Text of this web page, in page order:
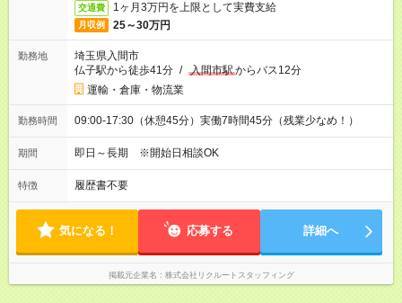
交通費 1ヶ月3万円を上限として実費支給
月収例 25～30万円
勤務地
埼玉県入間市
仏子駅から徒歩41分 / 入間市駅からバス12分
運輸・倉庫・物流業
勤務時間 09:00-17:30（休憩45分）実働7時間45分（残業少なめ！）
期間 即日～長期 ※開始日相談OK
特徴 履歴書不要
気になる！ 応募する 詳細へ
掲載元企業名 株式会社リクルートスタッフィング